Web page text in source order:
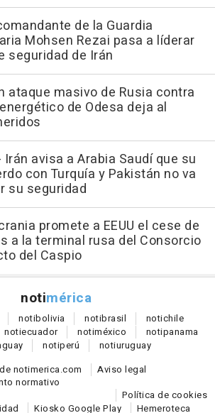
de la Guardia
Mohsen Rezai pasa a líderar
seguridad de Irán
ataque masivo de Rusia contra
de Odesa deja al
Irán avisa a Arabia Saudí que su
con Turquía y Pakistán no va
su seguridad
promete a EEUU el cese de
a la terminal rusa del Consorcio
del Caspio
notimérica
notibolivia notibrasil notichile
notiecuador notiméxico notipanama
notiperú notiuruguay
notimerica.com
Aviso legal
normativo
Política de cookies
Kiosko Google Play Hemeroteca